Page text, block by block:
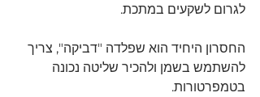
לגרום לשקעים במתכת.
החסרון היחיד הוא שפלדה "דביקה", צריך
להשתמש בשמן ולהכיר שליטה נכונה
בטמפרטורות.